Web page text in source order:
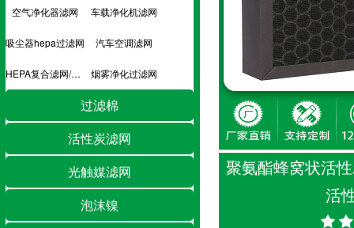
聚氨酯蜂窝状活
活
空气净化器滤网 车载净化机滤网
吸尘器hepa过滤网 汽车空调滤网
HEPA复合滤网/hepa滤芯 烟雾净化过滤网
过滤棉
活性炭滤网
光触媒滤网
泡沫镍